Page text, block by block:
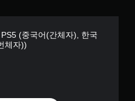
(중국어(간체자), 한국
체자))